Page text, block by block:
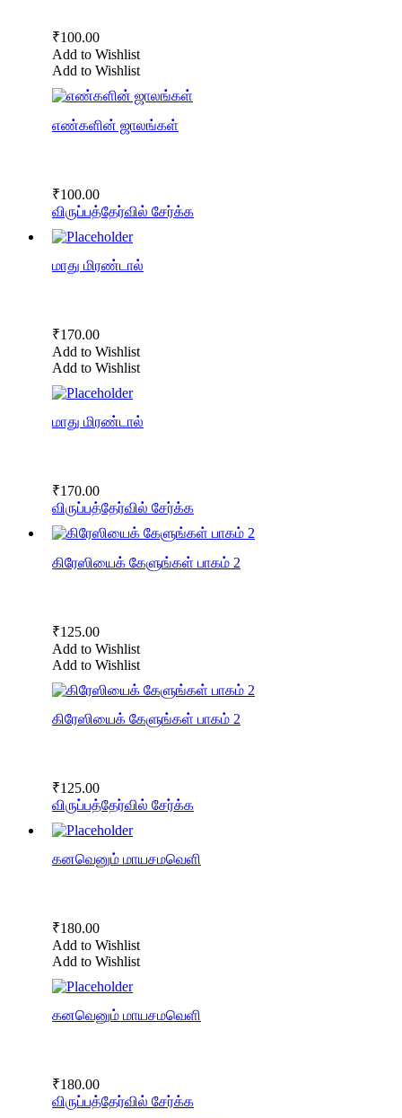
₹100.00
Add to Wishlist
Add to Wishlist
எண்களின் ஜாலங்கள்
₹100.00
விருப்பத்தேர்வில் சேர்க்க
மாது மிரண்டால்
₹170.00
Add to Wishlist
Add to Wishlist
மாது மிரண்டால்
₹170.00
விருப்பத்தேர்வில் சேர்க்க
கிரேஸியைக் கேளுங்கள் பாகம் 2
₹125.00
Add to Wishlist
Add to Wishlist
கிரேஸியைக் கேளுங்கள் பாகம் 2
₹125.00
விருப்பத்தேர்வில் சேர்க்க
கனவெனும் மாயசமவெளி
₹180.00
Add to Wishlist
Add to Wishlist
கனவெனும் மாயசமவெளி
₹180.00
விருப்பத்தேர்வில் சேர்க்க